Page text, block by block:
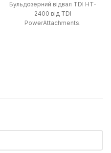
Бульдозерний відвал TDI HT-
2400 від TDI
PowerAttachments.